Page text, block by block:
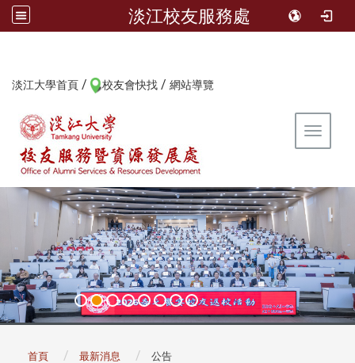
淡江校友服務處
淡江大學首頁 / 校友會快找 / 網站導覽
Toggle
首頁 最新消息 公告